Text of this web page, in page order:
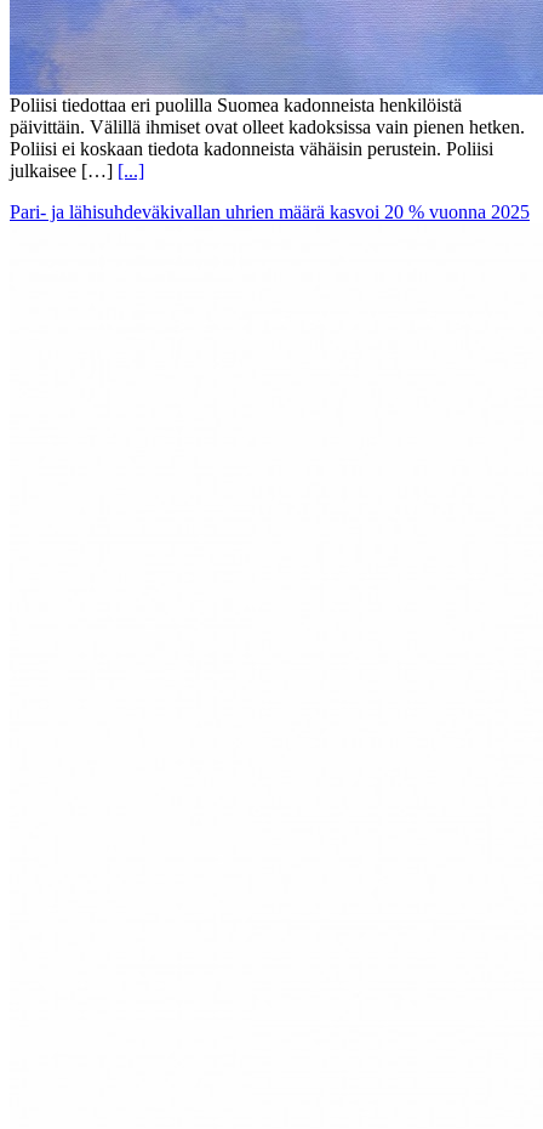
Poliisi tiedottaa eri puolilla Suomea kadonneista henkilöistä
päivittäin. Välillä ihmiset ovat olleet kadoksissa vain pienen hetken.
Poliisi ei koskaan tiedota kadonneista vähäisin perustein. Poliisi
julkaisee […] [...]
Pari- ja lähisuhdeväkivallan uhrien määrä kasvoi 20 % vuonna 2025